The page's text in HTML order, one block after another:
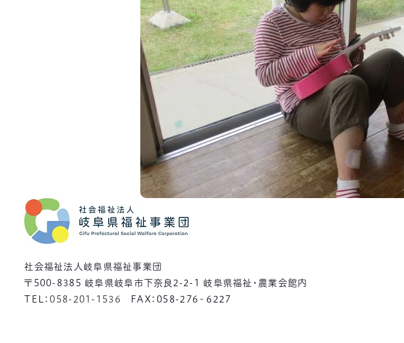
社会福祉法人岐阜県福祉事業団
〒500-8385 岐阜県岐阜市下奈良2-2-1 岐阜県福祉・農業会館内
TEL：058-201-1536 FAX：058-276‐6227